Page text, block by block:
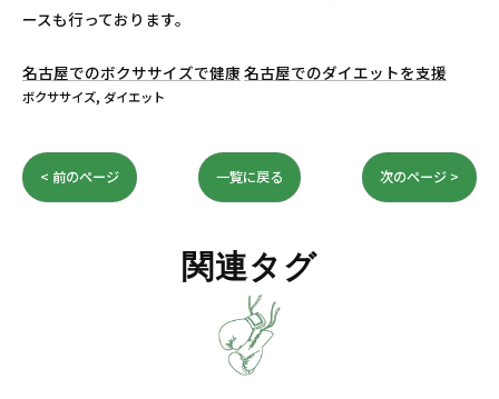
ースも行っております。
名古屋でのボクササイズで健康名古屋でのダイエットを支援
ボクササイズ ダイエット
< 前のページ 一覧に戻る 次のページ >
関連タグ